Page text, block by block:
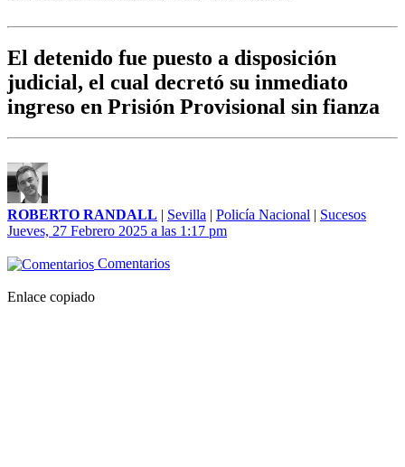
El detenido fue puesto a disposición
judicial, el cual decretó su inmediato
ingreso en Prisión Provisional sin fianza
ROBERTO RANDALL | Sevilla | Policía Nacional | Sucesos
Jueves, 27 Febrero 2025 a las 1:17 pm
Comentarios
Enlace copiado